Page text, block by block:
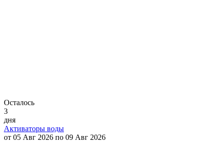
Осталось
3
дня
Активаторы воды
от 05 Авг 2026 по 09 Авг 2026